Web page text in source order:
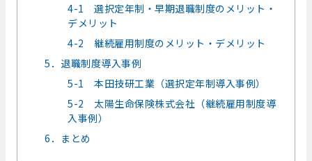
4-1 選択定年制・早期退職制度のメリット・
デメリット
4-2 継続雇用制度のメリット・デメリット
5．退職制度導入事例
5-1 本田技研工業（選択定年制導入事例）
5-2 太陽生命保険株式会社（継続雇用制度導
入事例）
6．まとめ